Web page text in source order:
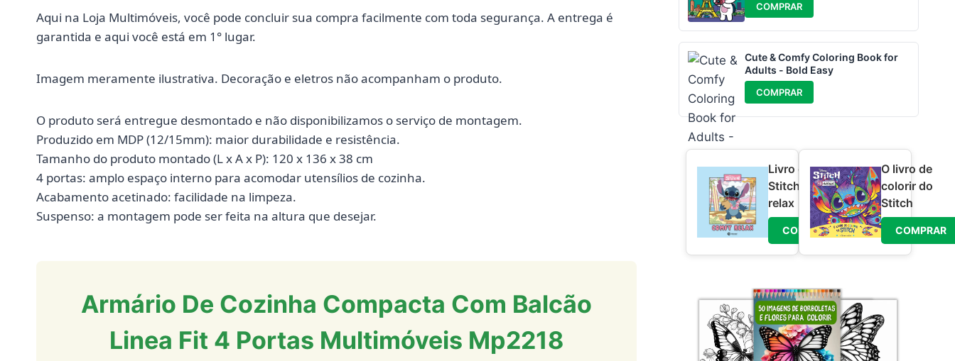
Aqui na Loja Multimóveis, você pode concluir sua compra facilmente com toda segurança. A entrega é
garantida e aqui você está em 1° lugar.
Imagem meramente ilustrativa. Decoração e eletros não acompanham o produto.
O produto será entregue desmontado e não disponibilizamos o serviço de montagem.
Produzido em MDP (12/15mm): maior durabilidade e resistência.
Tamanho do produto montado (L x A x P): 120 x 136 x 38 cm
4 portas: amplo espaço interno para acomodar utensílios de cozinha.
Acabamento acetinado: facilidade na limpeza.
Suspenso: a montagem pode ser feita na altura que desejar.
Armário De Cozinha Compacta Com Balcão
Linea Fit 4 Portas Multimóveis Mp2218
COMPRAR
Cute & Comfy Coloring Book for
Adults - Bold Easy
COMPRAR
Livro colorir
Stitch Comfy
relax
COMPRAR
O livro de
colorir do
Stitch
COMPRAR